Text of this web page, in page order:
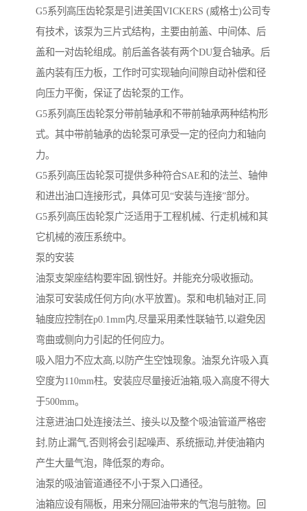
G5系列高压齿轮泵是引进美国VICKERS (威格士)公司专
有技术，该泵为三片式结构，主要由前盖、中间体、后
盖和一对齿轮组成。前后盖各装有两个DU复合轴承。后
盖内装有压力板，工作时可实现轴向间隙自动补偿和径
向压力平衡，保证了齿轮泵的工作。
G5系列高压齿轮泵分带前轴承和不带前轴承两种结构形
式。其中带前轴承的齿轮泵可承受一定的径向力和轴向
力。
G5系列高压齿轮泵可提供多种符合SAE和的法兰、轴伸
和进出油口连接形式，具体可见“安装与连接”部分。
G5系列高压齿轮泵广泛适用于工程机械、行走机械和其
它机械的液压系统中。
泵的安装
油泵支架座结构要牢固,钢性好。并能充分吸收振动。
油泵可安装成任何方向(水平放置)。泵和电机轴对正,同
轴度应控制在p0.1mm内,尽量采用柔性联轴节,以避免因
弯曲或侧向力引起的任何应力。
吸入阻力不应太高,以防产生空蚀现象。油泵允许吸入真
空度为110mm柱。安装应尽量接近油箱,吸入高度不得大
于500mm。
注意进油口处连接法兰、接头以及整个吸油管道严格密
封,防止漏气,否则将会引起噪声、系统振动,并使油箱内
产生大量气泡，降低泵的寿命。
油泵的吸油管道通径不小于泵入口通径。
油箱应设有隔板，用来分隔回油带来的气泡与脏物。回